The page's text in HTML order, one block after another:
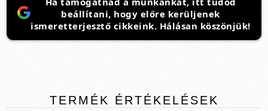
beállítani, hogy előre kerüljenek
ismeretterjesztő cikkeink. Hálásan köszönjük!
TERMÉK ÉRTÉKELÉSEK